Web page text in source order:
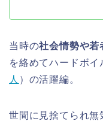
当時の社会情勢や若
を絡めてハードボ
人 ）の活躍編。
世間に見捨てられ